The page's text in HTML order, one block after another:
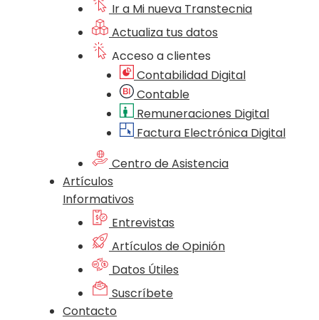
Ir a Mi nueva Transtecnia
Actualiza tus datos
Acceso a clientes
Contabilidad Digital
Contable
Remuneraciones Digital
Factura Electrónica Digital
Centro de Asistencia
Artículos
Informativos
Entrevistas
Artículos de Opinión
Datos Útiles
Suscríbete
Contacto